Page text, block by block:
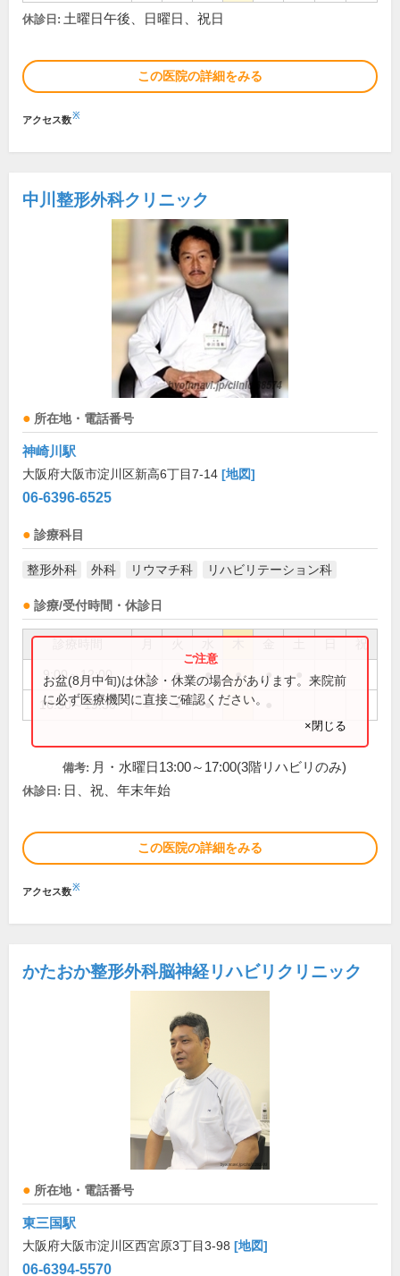
休診日: 土曜日午後、日曜日、祝日
この医院の詳細をみる
アクセス数※
中川整形外科クリニック
所在地・電話番号
神崎川駅
大阪府大阪市淀川区新高6丁目7-14 [地図]
06-6396-6525
診療科目
整形外科 外科 リウマチ科 リハビリテーション科
診療/受付時間・休診日
祝
9:00～12:00 ● ● ● ● ●
16:30～19:30 ● ● ●
お盆(8月中旬)は休診・休業の場合があります。来院前
に必ず医療機関に直接ご確認ください。
×閉じる
備考: 月・水曜日13:00～17:00(3階リハビリのみ)
休診日: 日、祝、年末年始
この医院の詳細をみる
アクセス数※
かたおか整形外科脳神経リハビリクリニック
所在地・電話番号
東三国駅
大阪府大阪市淀川区西宮原3丁目3-98 [地図]
06-6394-5570